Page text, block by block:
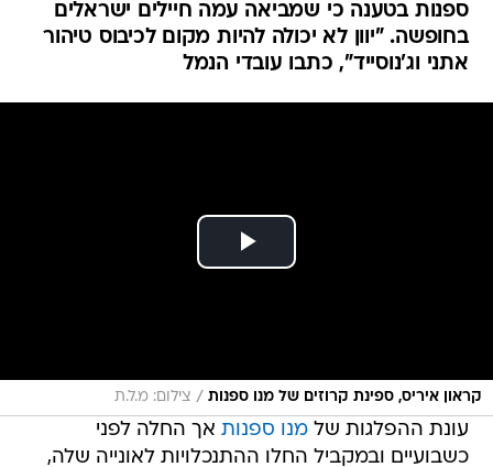
ספנות בטענה כי שמביאה עמה חיילים ישראלים
בחופשה. "יוון לא יכולה להיות מקום לכיבוס טיהור
אתני וג'נוסייד", כתבו עובדי הנמל
קראון איריס, ספינת קרוזים של מנו ספנות / צילום: מ.ל.ת
עונת ההפלגות שלמנו ספנות אך החלה לפני
כשבועיים ובמקביל החלו ההתנכלויות לאונייה שלה,